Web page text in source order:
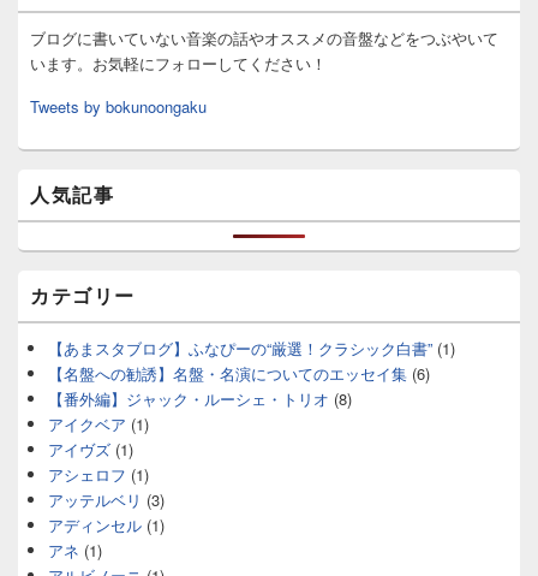
ブログに書いていない音楽の話やオススメの音盤などをつぶやいて
います。お気軽にフォローしてください！
Tweets by bokunoongaku
人気記事
カテゴリー
【あまスタブログ】ふなぴーの“厳選！クラシック白書” (1)
【名盤への勧誘】名盤・名演についてのエッセイ集 (6)
【番外編】ジャック・ルーシェ・トリオ (8)
アイクベア (1)
アイヴズ (1)
アシェロフ (1)
アッテルベリ (3)
アディンセル (1)
アネ (1)